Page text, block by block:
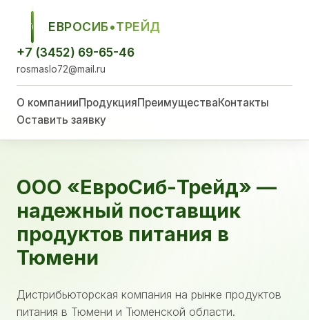
ЕСТ
ЕВРОСИБ•ТРЕЙД
+7 (3452) 69-65-46
rosmaslo72@mail.ru
О компанииПродукцияПреимуществаКонтакты
Оставить заявку
ООО «ЕвроСиб-Трейд» —
надежный поставщик
продуктов питания в
Тюмени
Дистрибьюторская компания на рынке продуктов
питания в Тюмени и Тюменской области.